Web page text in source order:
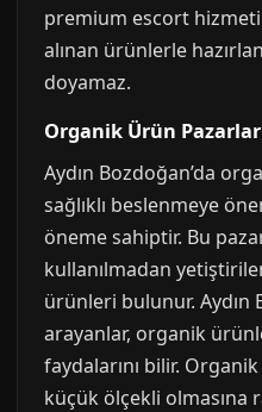
premium escort
alınan ürünlerle
doyamaz.
Organik Ürün
Aydın Bozdoğan’da
sağlıklı beslenmeye
öneme sahiptir. Bu
kullanılmadan
ürünleri bulunur. Aydın
arayanlar, organik
faydalarını bilir.
küçük ölçekli olmasına